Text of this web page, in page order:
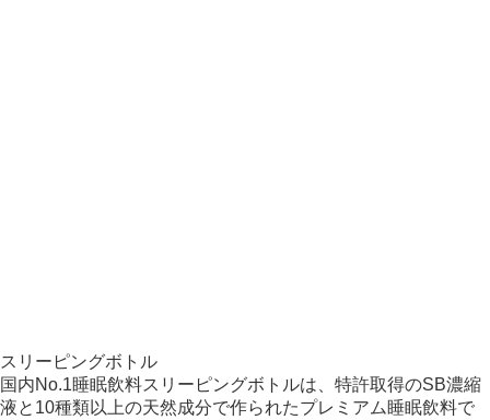
スリーピングボトル
国内No.1睡眠飲料スリーピングボトルは、特許取得のSB濃縮
液と10種類以上の天然成分で作られたプレミアム睡眠飲料で